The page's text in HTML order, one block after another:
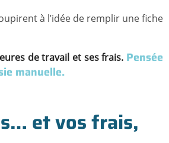
à l’idée de remplir une fiche
de travail et ses frais. Pensée
manuelle.
et vos frais,